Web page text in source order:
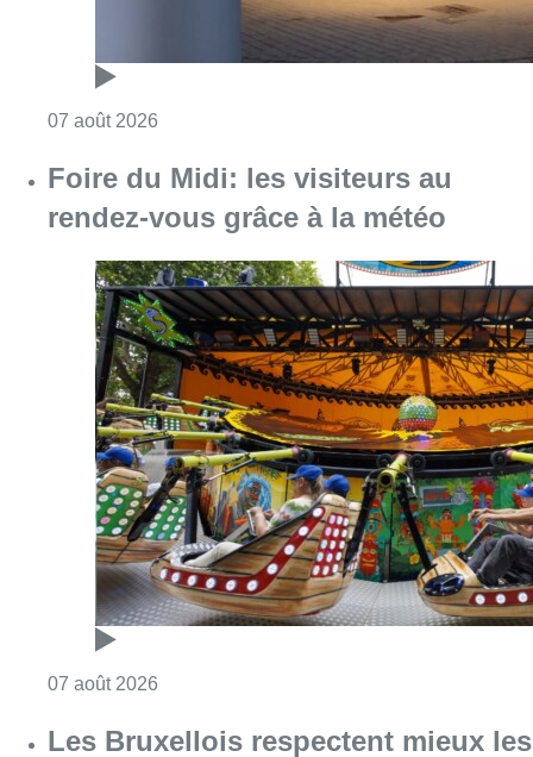
07 août 2026
Foire du Midi: les visiteurs au
rendez-vous grâce à la météo
07 août 2026
Les Bruxellois respectent mieux les